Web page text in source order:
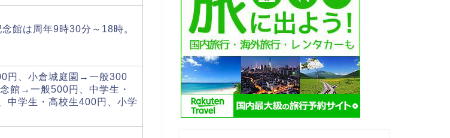
館は周年9時30分～18時。
円、小倉城庭園→一般300
館→一般500円、中学生・
中学生・高校生400円、小学